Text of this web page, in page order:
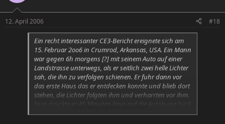
12. April 2006 #18
Ein recht interessanter CE3-Bericht ereignete sich am
15. Februar 2oo6 in Crumrod, Arkansas, USA. Ein Mann
war gegen 6h morgens [?] mit seinem Auto auf einer
Landstrasse unterwegs, als er seitlich zwei helle Lichter
sah, die ihn zu verfolgen schienen. Er fuhr dann vor
das erste Haus das er entdecken konnte und blieb dort
stehen, die Lichter folgten ihm und verharrten vor ihm.
Nun drückte er 45 Minuten lang auf die Autohupe [sic!]
um auf sich aufmerksam zu machen, was wohl auch